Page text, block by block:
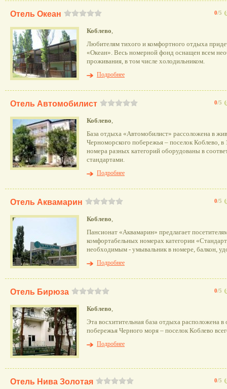
0/5 (
Отель Океан
Коблево,
Любителям тихого и комфортного отдыха
«Океан». Весь номерной фонд оснащен всем
проживания, в том числе холодильником.
Подробнее
0/5 (
Отель Автомобилист
Коблево,
База отдыха «Автомобилист» рассоложена в
Черноморского побережья – поселок Коблево,
номера разных категорий оборудованы в
стандартами.
Подробнее
0/5 (
Отель Аквамарин
Коблево,
Пансионат «Аквамарин» предлагает
комфортабельных номерах категории
необходимым - умывальник в номере, балкон,
Подробнее
0/5 (
Отель Бирюза
Коблево,
Эта восхитительная база отдыха расположена
побережья Черного моря – поселок Коблево
Подробнее
0/5 (
Отель Нива Золотая